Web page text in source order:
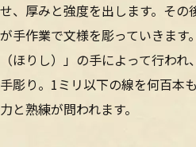
せ、厚みと強度を出します。その
が手作業で文様を彫っていきます
（ほりし）」の手によって行わ
手彫り。1ミリ以下の線を何百本
力と熟練が問われます。